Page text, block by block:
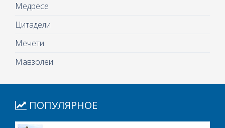
Медресе
Цитадели
Мечети
Мавзолеи
ПОПУЛЯРНОЕ